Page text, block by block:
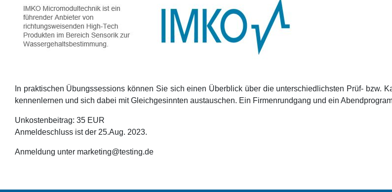
In praktischen Übungssessions können Sie sich einen Überblick über die unterschiedlichsten Prüf- bzw.
kennenlernen und sich dabei mit Gleichgesinnten austauschen. Ein Firmenrundgang und ein
Unkostenbeitrag: 35 EUR
Anmeldeschluss ist der 25.Aug. 2023.
Anmeldung unter marketing@testing.de